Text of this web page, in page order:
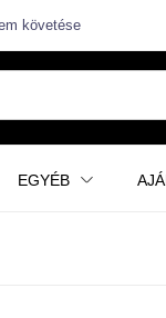
követése
EGYÉB